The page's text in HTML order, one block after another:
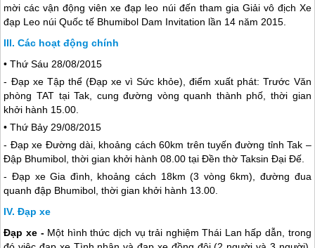
mời các vận động viên xe đạp leo núi đến tham gia Giải vô địch Xe
đạp Leo núi Quốc tế Bhumibol Dam Invitation lần 14 năm 2015.
Các hoạt động chính
• Thứ Sáu 28/08/2015
- Đạp xe Tập thể (Đạp xe vì Sức khỏe), điểm xuất phát: Trước Văn
phòng TAT tại Tak, cung đường vòng quanh thành phố, thời gian
khởi hành 15.00.
• Thứ Bảy 29/08/2015
- Đạp xe Đường dài, khoảng cách 60km trên tuyến đường tỉnh Tak –
Đập Bhumibol, thời gian khởi hành 08.00 tại Đền thờ Taksin Đại Đế.
- Đạp xe Gia đình, khoảng cách 18km (3 vòng 6km), đường đua
quanh đập Bhumibol, thời gian khởi hành 13.00.
Đạp xe
Đạp xe - Một hình thức dịch vụ trải nghiệmThái Lan hấp dẫn, trong